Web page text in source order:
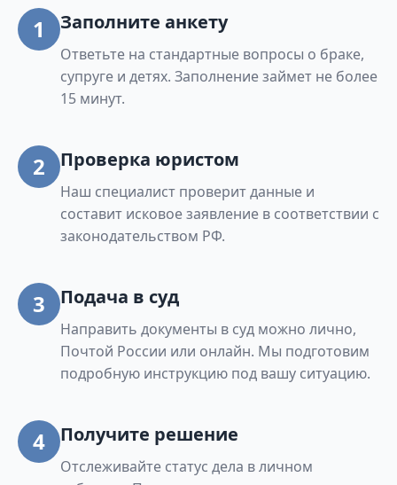
1 Заполните анкету
Ответьте на стандартные вопросы о браке,
супруге и детях. Заполнение займет не более
15 минут.
2 Проверка юристом
Наш специалист проверит данные и
составит исковое заявление в соответствии с
законодательством РФ.
3 Подача в суд
Направить документы в суд можно лично,
Почтой России или онлайн. Мы подготовим
подробную инструкцию под вашу ситуацию.
4 Получите решение
Отслеживайте статус дела в личном